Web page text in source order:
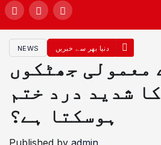
NEWS دنیا بھر سے خبریں
معمولی جھٹکوں
شدید درد ختم
ہوسکتا ہے؟
Published by admin